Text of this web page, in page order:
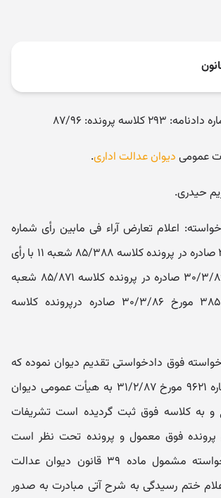
عمومی دیوان عدالت اداری.
حیدری.
اعلام تعارض آراء فی مابین رأی شماره
۲۹۰ مورخ ۲۶/۳/۸۶ صادره در پرونده کلاسه ۸۵/۳۸۸ شعبه ۱۱ با رأی
شماره ۳۷۱ مورخ ۳۰/۳/۸۶ صادره در پرونده کلاسه ۸۵/۸۷۱ شعبه
۱۳ و رأی شماره ۳۸۵ مورخ ۳۰/۳/۸۶ صادره درپرونده کلاسه
فوق دادخواستی تقدیم دیوان نموده که
پس از ثبت به شماره ۹۶۲۱ مورخ ۳۱/۲/۸۷ به هیأت عمومی دیوان
و به کلاسه فوق ثبت گردیده است تشریفات
فوق معمول و پرونده تحت نظر است
ملاحظه می‎شود خواسته مشمول ماده ۳۹ قانون دیوان عدالت
ختم رسیدگی به شرح آتی مبادرت به صدور